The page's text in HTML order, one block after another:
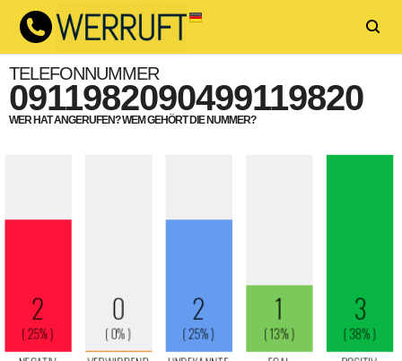
TELEFONNUMMER
0911982090499119820
WER HAT ANGERUFEN? WEM GEHÖRT DIE NUMMER?